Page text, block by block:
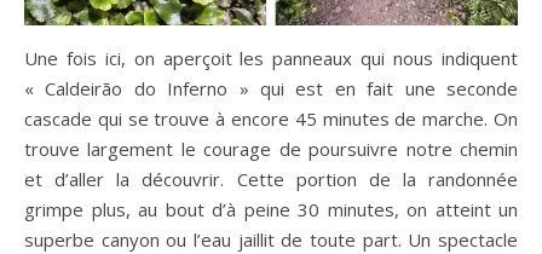
Une fois ici, on aperçoit les panneaux qui nous indiquent
« Caldeirão do Inferno » qui est en fait une seconde
cascade qui se trouve à encore 45 minutes de marche. On
trouve largement le courage de poursuivre notre chemin
et d’aller la découvrir. Cette portion de la randonnée
grimpe plus, au bout d’à peine 30 minutes, on atteint un
superbe canyon ou l’eau jaillit de toute part. Un spectacle